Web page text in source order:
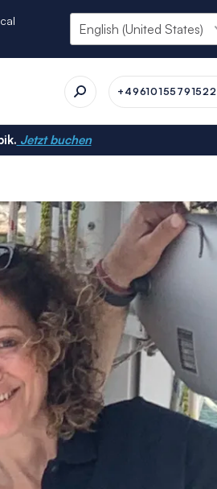
+49610155791522
Jetzt buchen